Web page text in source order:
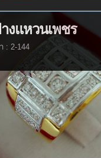
งแหวนเพชร
: 2-144